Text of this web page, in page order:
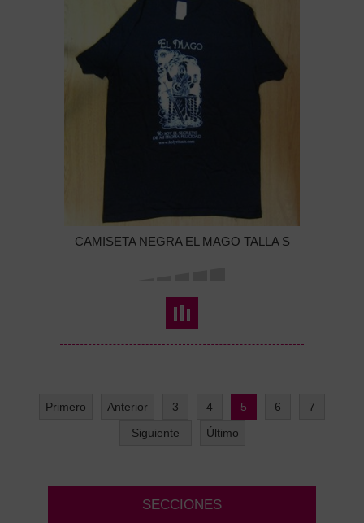
CAMISETA NEGRA EL MAGO TALLA S
Primero Anterior 3 4 5 6
7
Siguiente
Último
SECCIONES